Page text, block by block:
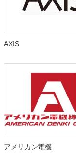
AXIS
アメリカン電機